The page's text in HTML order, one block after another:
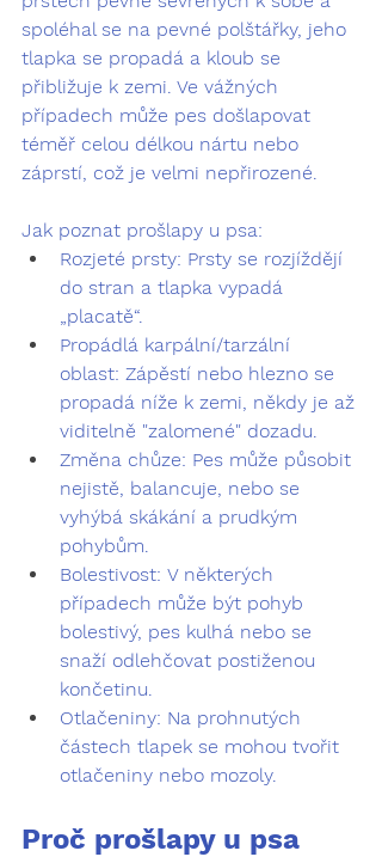
spoléhal se na pevné polštářky, jeho
tlapka se propadá a kloub se
přibližuje k zemi. Ve vážných
případech může pes došlapovat
téměř celou délkou nártu nebo
záprstí, což je velmi nepřirozené.
Jak poznat prošlapy u psa:
Rozjeté prsty: Prsty se rozjíždějí
do stran a tlapka vypadá
„placatě“.
Propádlá karpální/tarzální
oblast: Zápěstí nebo hlezno se
propadá níže k zemi, někdy je až
viditelně "zalomené" dozadu.
Změna chůze: Pes může působit
nejistě, balancuje, nebo se
vyhýbá skákání a prudkým
pohybům.
Bolestivost: V některých
případech může být pohyb
bolestivý, pes kulhá nebo se
snaží odlehčovat postiženou
končetinu.
Otlačeniny: Na prohnutých
částech tlapek se mohou tvořit
otlačeniny nebo mozoly.
Proč prošlapy u psa